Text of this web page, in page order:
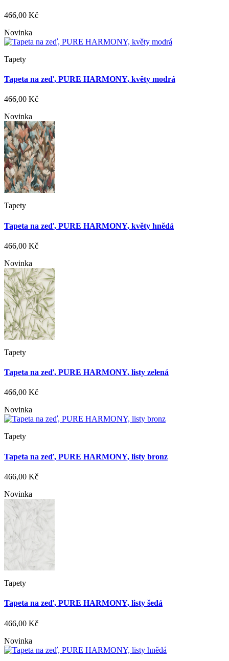
466,00 Kč
Novinka
Tapety
Tapeta na zeď, PURE HARMONY, květy modrá
466,00 Kč
Novinka
Tapety
Tapeta na zeď, PURE HARMONY, květy hnědá
466,00 Kč
Novinka
Tapety
Tapeta na zeď, PURE HARMONY, listy zelená
466,00 Kč
Novinka
Tapety
Tapeta na zeď, PURE HARMONY, listy bronz
466,00 Kč
Novinka
Tapety
Tapeta na zeď, PURE HARMONY, listy šedá
466,00 Kč
Novinka